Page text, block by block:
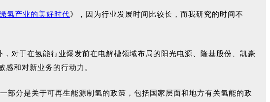
氢产业的美好时代》，因为行业发展时间比较长，而我研究的时间不
对于在氢能行业爆发前在电解槽领域布局的阳光电源、隆基股份、凯豪
和对新业务的行动力。
部分是关于可再生能源制氢的政策，包括国家层面和地方有关氢能的政